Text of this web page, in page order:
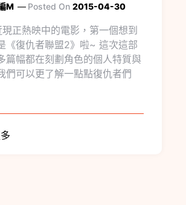
M Posted On 2015-04-30
正熱映中的電影，第一個想到
《復仇者聯盟2》啦~ 這次這部
篇幅都在刻劃角色的個人特質與
們可以更了解一點點復仇者們